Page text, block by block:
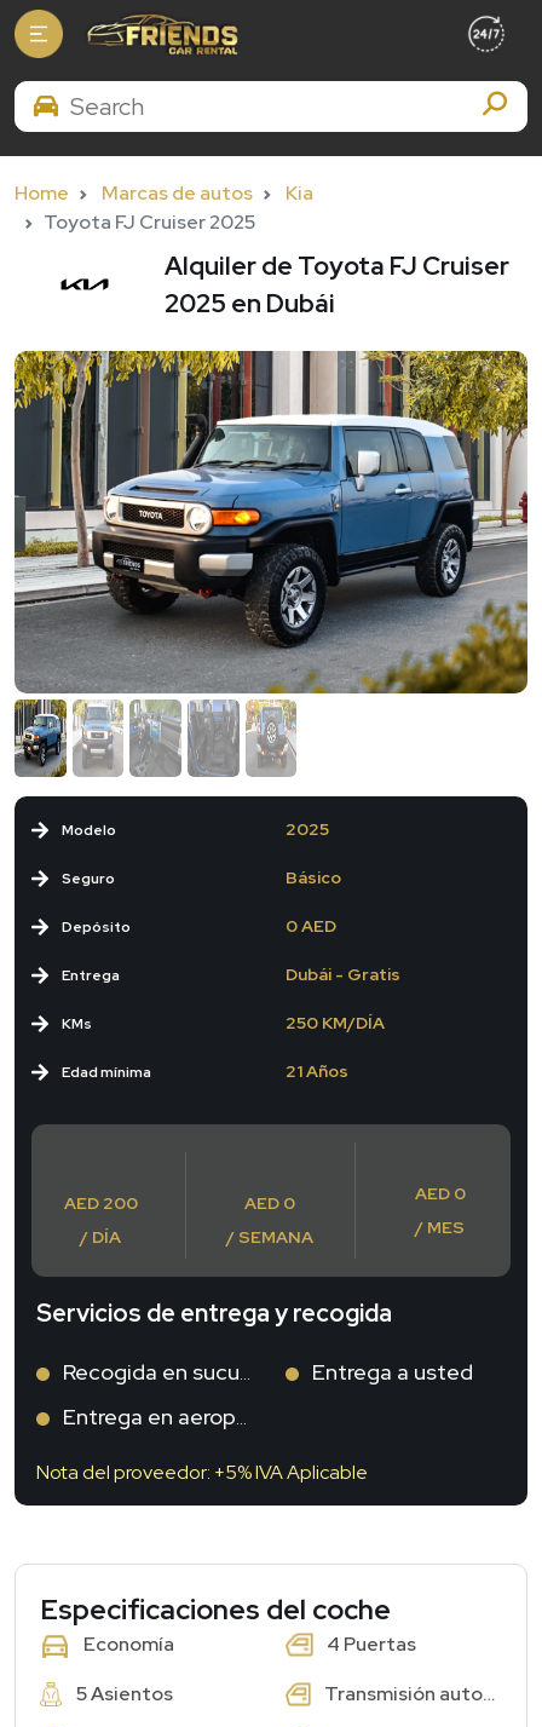
Search Brands
Home Marcas de autos
Kia
Toyota FJ Cruiser 2025
Alquiler de Toyota FJ Cruiser
2025 en Dubái
Modelo
Seguro
Depósito
2025
Básico
0 AED
Entrega
KMs
Edad mínima
Dubái - Gratis
250 KM/DÍA
21 Años
AED 200
/ DÍA
AED 0
/ SEMANA
AED 0
/ MES
Servicios de entrega y recogida
Recogida en sucursal
Entrega a usted
Entrega en aeropuerto
Nota del proveedor: +5% IVA Aplicable
Especificaciones del coche
Economía
4 Puertas
5 Asientos
Transmisión automática